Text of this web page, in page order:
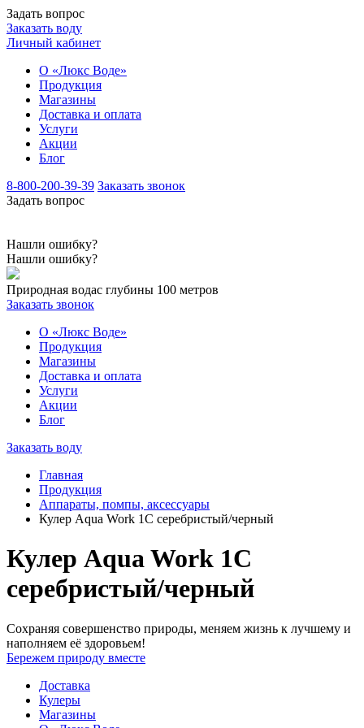
Задать вопрос
Заказать воду
Личный кабинет
О «Люкс Воде»
Продукция
Магазины
Доставка и оплата
Услуги
Акции
Блог
8-800-200-39-39 Заказать звонок
Задать вопрос
Нашли ошибку?
Нашли ошибку?
Природная водас глубины 100 метров
Заказать звонок
О «Люкс Воде»
Продукция
Магазины
Доставка и оплата
Услуги
Акции
Блог
Заказать воду
Главная
Продукция
Аппараты, помпы, аксессуары
Кулер Aqua Work 1С серебристый/черный
Кулер Aqua Work 1С
серебристый/черный
Сохраняя совершенство природы, меняем жизнь к лучшему и
наполняем её здоровьем!
Бережем природу вместе
Доставка
Кулеры
Магазины